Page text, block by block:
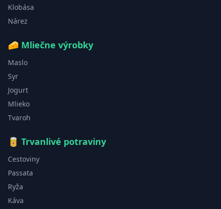
Klobása
Nárez
🧀 Mliečne výrobky
Maslo
Syr
Jogurt
Mlieko
Tvaroh
🥫 Trvanlivé potraviny
Cestoviny
Passata
Ryža
Káva